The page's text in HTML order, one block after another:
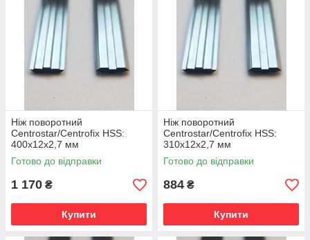
Ніж поворотний
Centrostar/Centrofix HSS:
400x12x2,7 мм
Готово до відправки
1 170 ₴
Купити
Ніж поворотний
Centrostar/Centrofix HSS:
310x12x2,7 мм
Готово до відправки
884 ₴
Купити